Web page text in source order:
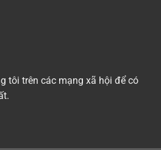
tôi trên các mạng xã hội để có